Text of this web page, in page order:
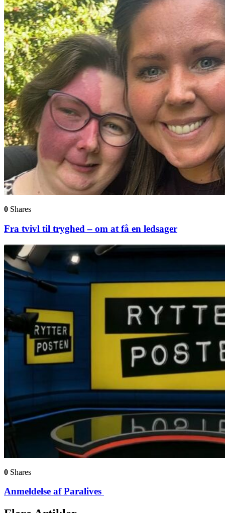
0 Shares
Fra tvivl til tryghed – om at få en ledsager
0 Shares
Anmeldelse af Paralives